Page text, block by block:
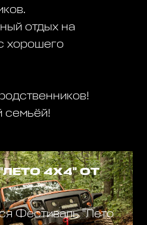
отдых на
хорошего
семьёй!
4Х4" ОТ
Фестиваль "Лето